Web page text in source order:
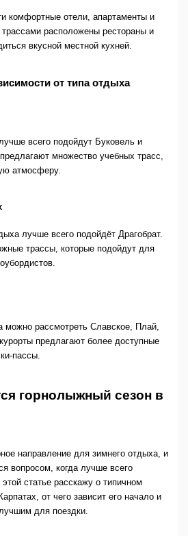
комфортные отели, апартаменты и
расположены рестораны и
вкусной местной кухней.
от типа отдыха
всего подойдут Буковель и
множество учебных трасс,
атмосферу.
лучше всего подойдёт Драгобрат.
трассы, которые подойдут для
можно рассмотреть Славское, Плай,
предлагают более доступные
пассы.
горнолыжный сезон в
направление для зимнего отдыха, и
вопросом, когда лучше всего
статье расскажу о типичном
от чего зависит его начало и
для поездки.